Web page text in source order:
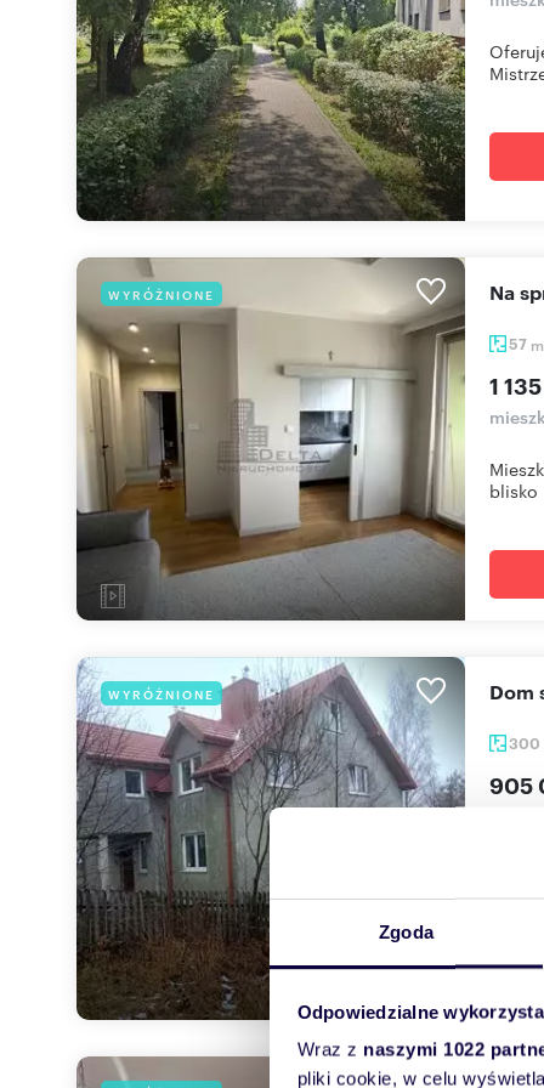
Zgoda
Odpowiedzialne
Wraz z naszymi 1022
pliki cookie, w celu
WYRÓŻNIONE
57 m
Na
1
blisko
WYRÓŻNIONE
300
905